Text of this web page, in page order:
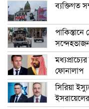
ব্যক্তিগত
ফোনালাপ
সিরিয়া
ইসরায়েলের